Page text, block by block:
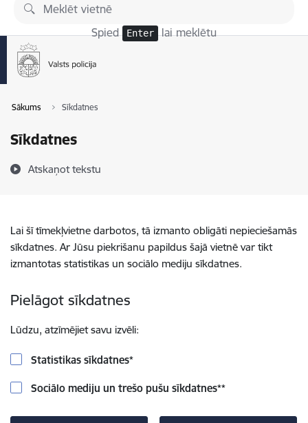
Pāriet uz lapas saturu
Spied Enter lai meklētu
Sākums Sīkdatnes
Sīkdatnes
Atskaņot tekstu
Lai šī tīmekļvietne darbotos, tā izmanto obligāti nepieciešamās
sīkdatnes. Ar Jūsu piekrišanu papildus šajā vietnē var tikt
izmantotas statistikas un sociālo mediju sīkdatnes.
Pielāgot sīkdatnes
Lūdzu, atzīmējiet savu izvēli:
Statistikas sīkdatnes*
Sociālo mediju un trešo pušu sīkdatnes**